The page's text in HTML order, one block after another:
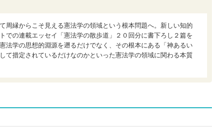
周縁からこそ見える憲法学の領域という根本問題へ。新しい知的
での連載エッセイ「憲法学の散歩道」２０回分に書下ろし２篇を
法学の思想的淵源を遡るだけでなく、その根本にある「神あるい
て措定されているだけなのかといった憲法学の領域に関わる本質